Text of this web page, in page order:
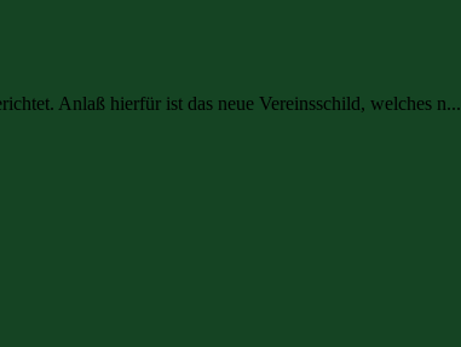
Anlaß hierfür ist das neue Vereinsschild, welches n...